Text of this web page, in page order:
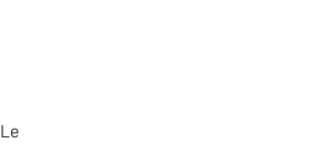
. Le